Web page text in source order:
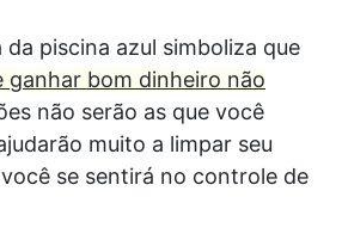
da piscina azul simboliza que
ganhar bom dinheiro não
não serão as que você
muito a limpar seu
se sentirá no controle de